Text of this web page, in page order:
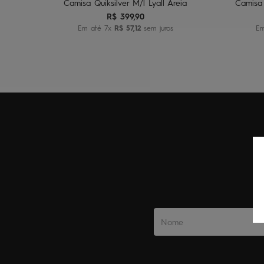
Camisa Quiksilver M/l Lyall Areia
R$ 399,90
Em até 7x R$ 57,12sem juros